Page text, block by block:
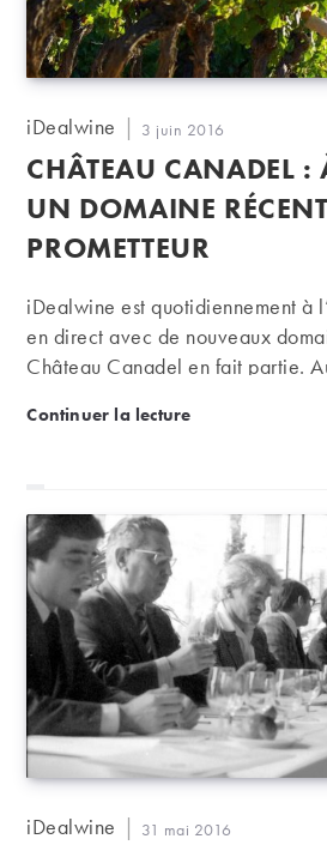
Auteur/autrice
la
publication :
iDealwine
Publication
publiée :
3 juin 2016
CHÂTEAU CANADEL
UN DOMAINE
PROMETTEUR
iDealwine est quotidiennement à
en direct avec de nouveaux
Château Canadel en fait partie.
bandols : certains prêts à boire
Continuer la lectureChâteau Canadel :
Auteur/autrice
iDealwine
Publication
31 mai 2016